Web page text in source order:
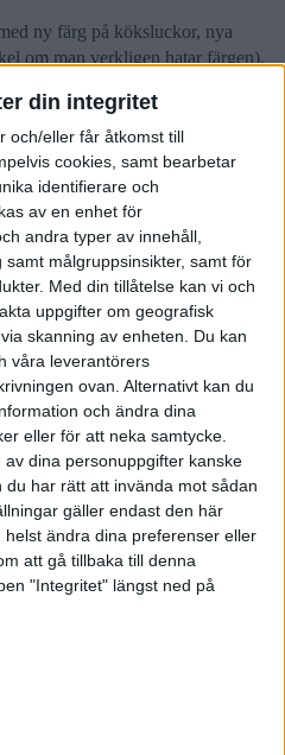
din integritet
och/eller får åtkomst till
cookies, samt bearbetar
identifierare och
av en enhet för
andra typer av innehåll,
målgruppsinsikter, samt för
Med din tillåtelse kan vi och
uppgifter om geografisk
skanning av enheten. Du kan
våra leverantörers
ovan. Alternativt kan du
och ändra dina
eller för att neka samtycke.
dina personuppgifter kanske
har rätt att invända mot sådan
gäller endast den här
ändra dina preferenser eller
att gå tillbaka till denna
"Integritet" längst ned på
ny färg på köksluckor, nya
om man verkligen hatar färgen).
ut kök av den typen av estetiska
den praktiska funktionen och
du föreslår.
den som var innan. Men även
så har jag lite svårt att se
inte en gourmetkock själv. Jag